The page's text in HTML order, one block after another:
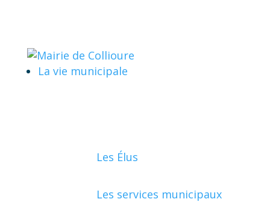
La vie municipale
Les Élus
Les services municipaux